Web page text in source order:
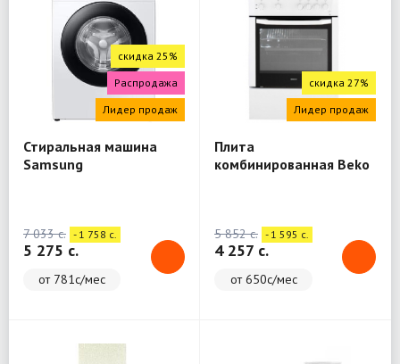
скидка 25%
Распродажа
Лидер продаж
Стиральная машина
Samsung
7 033 c. - 1 758 c.
5 275 c.
от 781с/мес
скидка 27%
Лидер продаж
Плита
комбинированная Beko
5 852 c. - 1 595 c.
4 257 c.
от 650с/мес